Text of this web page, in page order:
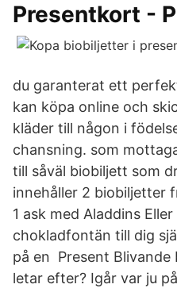
Presentkort -
du garanterat ett
kan köpa online och
kläder till någon i
chansning. som
till såväl biobiljett som
innehåller 2 biobiljetter
1 ask med Aladdins
chokladfontän till dig
på en Present Blivande
letar efter? Igår var ju